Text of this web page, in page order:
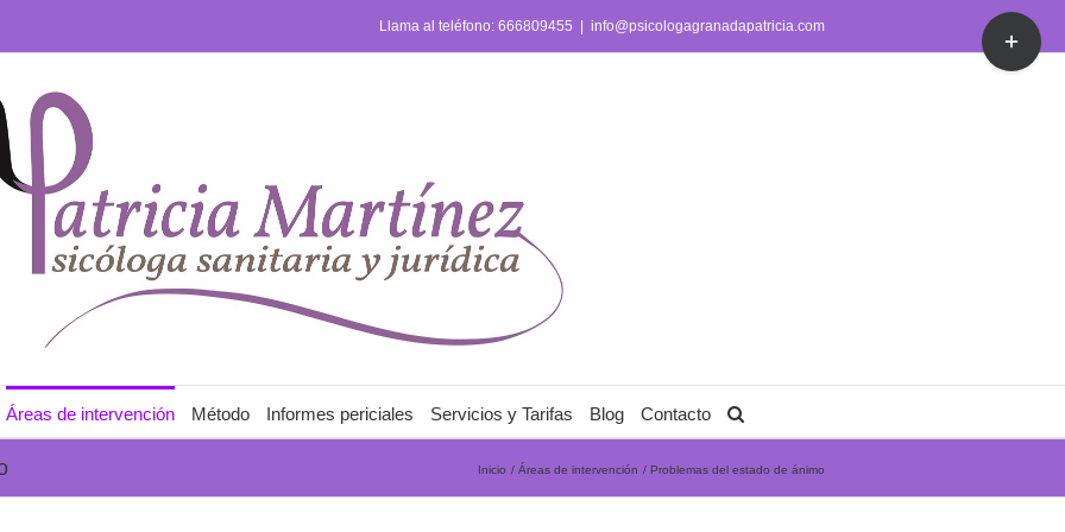
Llama al teléfono: 666809455 info@psicologagranadapatricia.com
Áreas de intervención Método Informes periciales Servicios y Tarifas Blog Contacto
Inicio Áreas de intervención Problemas del estado de ánimo
Toggle
Sliding
Bar